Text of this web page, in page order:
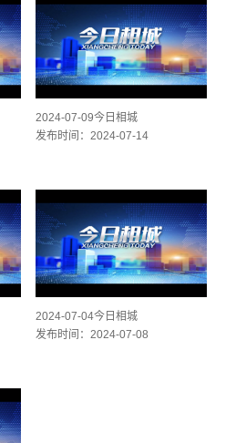
2024-07-09今日相城
发布时间：2024-07-14
2024-07-04今日相城
发布时间：2024-07-08